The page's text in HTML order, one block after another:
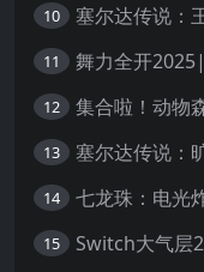
10
11 舞力全开
12
13
14
15 Switch大气层